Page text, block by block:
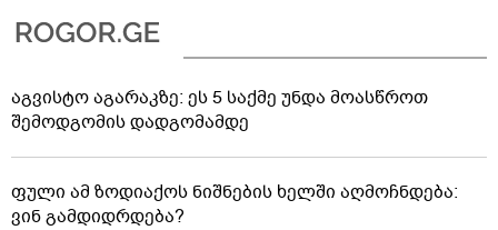
აგვისტო აგარაკზე: ეს 5 საქმე უნდა მოასწროთ
შემოდგომის დადგომამდე
ფული ამ ზოდიაქოს ნიშნების ხელში აღმოჩნდება:
ვინ გამდიდრდება?